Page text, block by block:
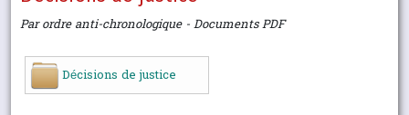
Par ordre anti-chronologique - Documents PDF
Décisions de justice